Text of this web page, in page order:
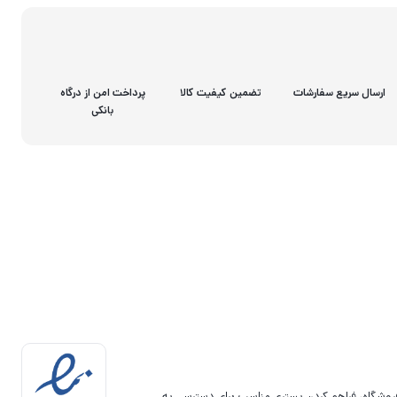
ارسال سریع سفارشات تضمین کیفیت کالا
پرداخت امن از درگاه
بانکی